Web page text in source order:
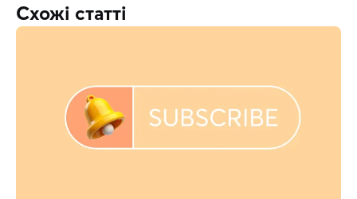
Схожі статті